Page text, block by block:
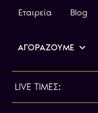
Εταιρεία Blog
ΑΓΟΡΑΖΟΥΜΕ
LIVE ΤΙΜΕΣ:
815.00€